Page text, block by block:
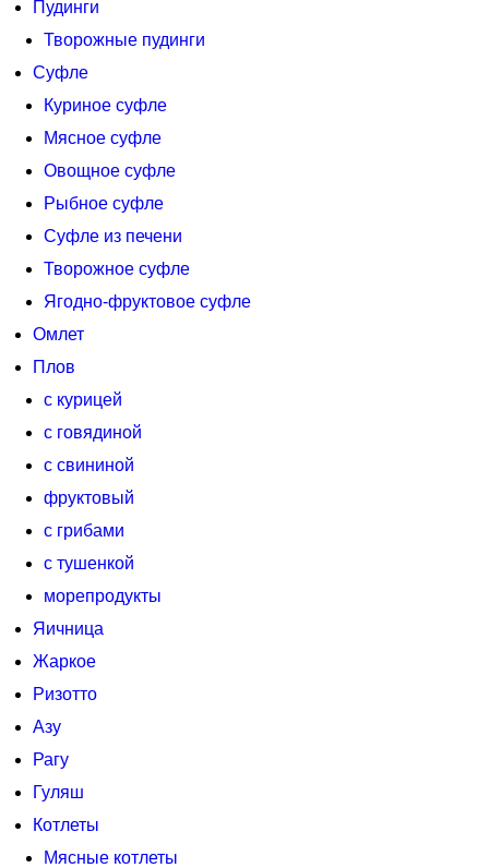
Пудинги
Творожные пудинги
Суфле
Куриное суфле
Мясное суфле
Овощное суфле
Рыбное суфле
Суфле из печени
Творожное суфле
Ягодно-фруктовое суфле
Омлет
Плов
с курицей
с говядиной
с свининой
фруктовый
с грибами
с тушенкой
морепродукты
Яичница
Жаркое
Ризотто
Азу
Рагу
Гуляш
Котлеты
Мясные котлеты